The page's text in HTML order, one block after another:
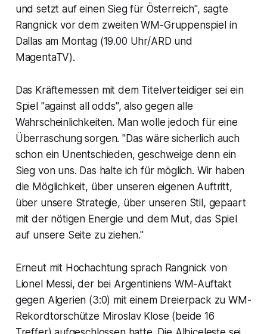
und setzt auf einen Sieg für Österreich", sagte
Rangnick vor dem zweiten WM-Gruppenspiel in
Dallas am Montag (19.00 Uhr/ARD und
MagentaTV).
Das Kräftemessen mit dem Titelverteidiger sei ein
Spiel "against all odds", also gegen alle
Wahrscheinlichkeiten. Man wolle jedoch für eine
Überraschung sorgen. "Das wäre sicherlich auch
schon ein Unentschieden, geschweige denn ein
Sieg von uns. Das halte ich für möglich. Wir haben
die Möglichkeit, über unseren eigenen Auftritt,
über unsere Strategie, über unseren Stil, gepaart
mit der nötigen Energie und dem Mut, das Spiel
auf unsere Seite zu ziehen."
Erneut mit Hochachtung sprach Rangnick von
Lionel Messi, der bei Argentiniens WM-Auftakt
gegen Algerien (3:0) mit einem Dreierpack zu WM-
Rekordtorschütze Miroslav Klose (beide 16